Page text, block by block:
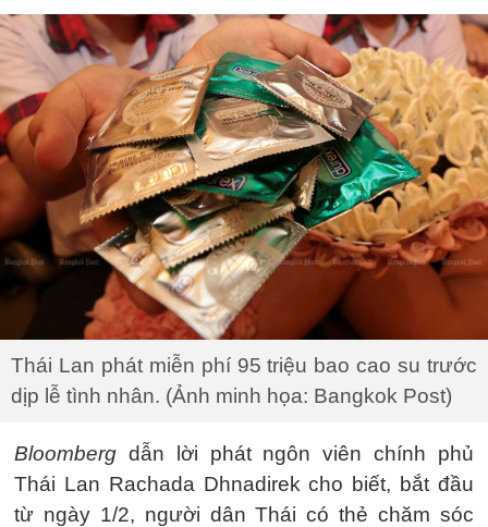
Thái Lan phát miễn phí 95 triệu bao cao su trước
dịp lễ tình nhân. (Ảnh minh họa: Bangkok Post)
Bloomberg dẫn lời phát ngôn viên chính phủ
Thái Lan Rachada Dhnadirek cho biết, bắt đầu
từ ngày 1/2, người dân Thái có thẻ chăm sóc